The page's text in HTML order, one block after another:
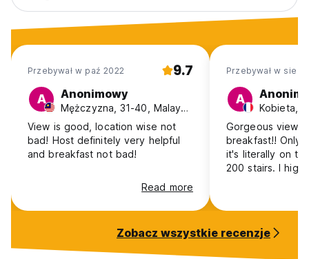
Przebywał w paź 2022 9.7
A Anonimowy
Mężczyzna, 31-40, Malaysia
View is good, location wise not
bad! Host definitely very helpful
and breakfast not bad!
Read more
Przebywał w sie
A
Kobieta,
Gorgeous view
breakfast!! Only
it's literally on
200 stairs. I
a car.
Zobacz wszystkie recenzje